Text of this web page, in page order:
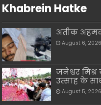
Khabrein Hatke
अतीक़
August 6, 2026
जनेश्वर मिश्र
उत्साह के
August 5, 2026